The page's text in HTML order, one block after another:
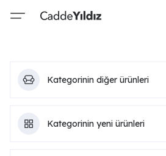
Kategorinin diğer ürünleri
Kategorinin yeni ürünleri